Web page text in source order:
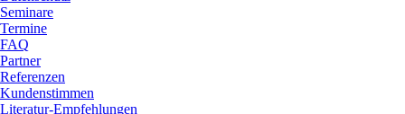
Seminare
Termine
FAQ
Partner
Referenzen
Kundenstimmen
Literatur-Empfehlungen